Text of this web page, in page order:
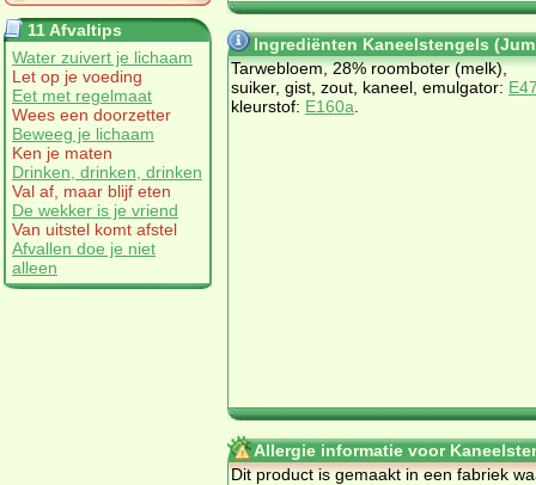
11 Afvaltips
Water zuivert je lichaam
Let op je voeding
Eet met regelmaat
Wees een doorzetter
Beweeg je lichaam
Ken je maten
Drinken, drinken, drinken
Val af, maar blijf eten
De wekker is je vriend
Van uitstel komt afstel
Afvallen doe je niet
alleen
Ingrediënten Kaneelstengels
Tarwebloem, 28% roomboter (melk),
suiker, gist, zout, kaneel, emulgator:
kleurstof: E160a
Allergie informatie voor
Dit product is gemaakt in een fabriek